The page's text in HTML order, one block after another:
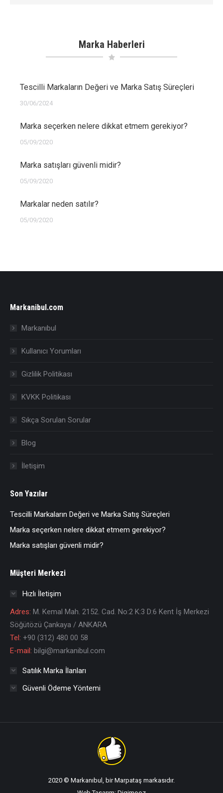
Marka Haberleri
Tescilli Markaların Değeri ve Marka Satış Süreçleri
30/06/2024
Marka seçerken nelere dikkat etmem gerekiyor?
05/09/2020
Marka satışları güvenli midir?
05/09/2020
Markalar neden satılır?
05/09/2020
Markanibul.com
Markanıbul
Kullanıcı Yorumları
Gizlilik Politikası
KVKK Politikası
Sıkça Sorulan Sorular
Blog
İletişim
Son Yazılar
Tescilli Markaların Değeri ve Marka Satış Süreçleri
Marka seçerken nelere dikkat etmem gerekiyor?
Marka satışları güvenli midir?
Müşteri Merkezi
Hızlı İletişim
Adres: M. Kemal Mah. 2152. Cad. No:2 K:3 D:6 Kent İş Merkezi
Söğütözü Çankaya / ANKARA
Tel: +90 (312) 480 00 58
E-mail: bilgi@markanibul.com
Satılık Marka İlanları
Güvenli Ödeme Yöntemi
2020 © Markanıbul, bir Marpataş markasıdır.